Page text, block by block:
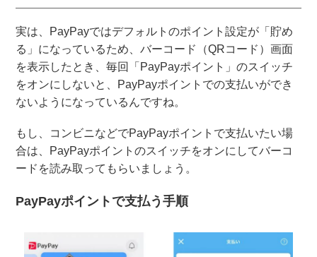
実は、PayPayではデフォルトのポイント設定が「貯め
る」になっているため、バーコード（QRコード）画面
を表示したとき、毎回「PayPayポイント」のスイッチ
をオンにしないと、PayPayポイントでの支払いができ
ないようになっているんですね。
もし、コンビニなどでPayPayポイントで支払いたい場
合は、PayPayポイントのスイッチをオンにしてバーコ
ードを読み取ってもらいましょう。
PayPayポイントで支払う手順